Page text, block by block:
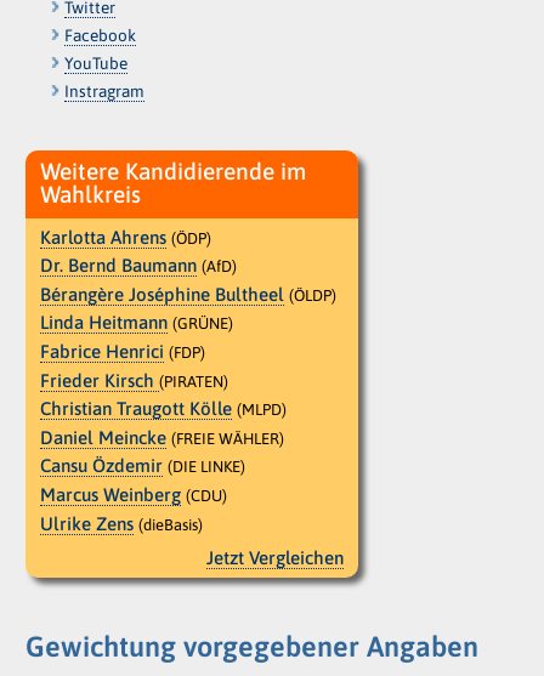
Twitter
Facebook
YouTube
Instragram
Weitere Kandidierende im
Wahlkreis
Karlotta Ahrens (ÖDP)
Dr. Bernd Baumann (AfD)
Bérangère Joséphine Bultheel (ÖLDP)
Linda Heitmann (GRÜNE)
Fabrice Henrici (FDP)
Frieder Kirsch (PIRATEN)
Christian Traugott Kölle (MLPD)
Daniel Meincke (FREIE WÄHLER)
Cansu Özdemir (DIE LINKE)
Marcus Weinberg (CDU)
Ulrike Zens (dieBasis)
Jetzt Vergleichen
Gewichtung vorgegebener Angaben